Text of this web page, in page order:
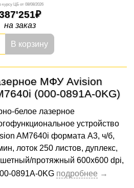
08/08/2026
на заказ
В корзину
МФУ Avision
(000-0891A-0KG)
белое лазерное
устройство
AM7640i формата А3, ч/б,
лоток 250 листов, дуплекс,
протяжный 600x600 dpi,
0891A-0KG